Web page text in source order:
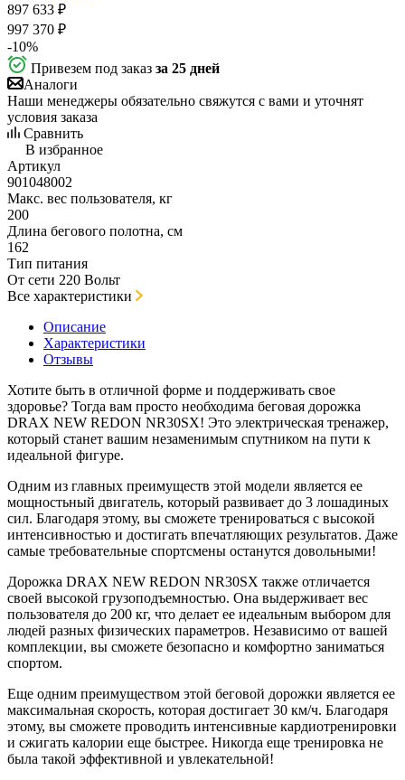
897 633 ₽
997 370 ₽
-10%
Привезем под заказ за 25 дней
Аналоги
Наши менеджеры обязательно свяжутся с вами и уточнят
условия заказа
Сравнить
В избранное
Артикул
901048002
Макс. вес пользователя, кг
200
Длина бегового полотна, см
162
Тип питания
От сети 220 Вольт
Все характеристики
Описание
Характеристики
Отзывы
Хотите быть в отличной форме и поддерживать свое
здоровье? Тогда вам просто необходима беговая дорожка
DRAX NEW REDON NR30SX! Это электрическая тренажер,
который станет вашим незаменимым спутником на пути к
идеальной фигуре.
Одним из главных преимуществ этой модели является ее
мощностьный двигатель, который развивает до 3 лошадиных
сил. Благодаря этому, вы сможете тренироваться с высокой
интенсивностью и достигать впечатляющих результатов. Даже
самые требовательные спортсмены останутся довольными!
Дорожка DRAX NEW REDON NR30SX также отличается
своей высокой грузоподъемностью. Она выдерживает вес
пользователя до 200 кг, что делает ее идеальным выбором для
людей разных физических параметров. Независимо от вашей
комплекции, вы сможете безопасно и комфортно заниматься
спортом.
Еще одним преимуществом этой беговой дорожки является ее
максимальная скорость, которая достигает 30 км/ч. Благодаря
этому, вы сможете проводить интенсивные кардиотренировки
и сжигать калории еще быстрее. Никогда еще тренировка не
была такой эффективной и увлекательной!